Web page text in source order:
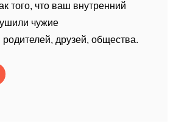
того, что ваш внутренний
чужие
друзей, общества.